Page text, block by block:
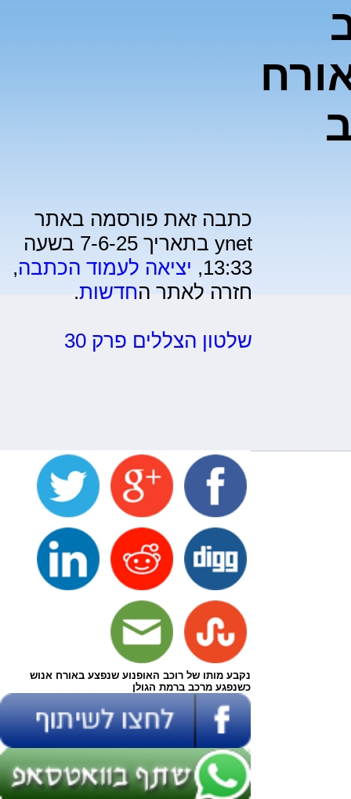
כתבה זאת פורסמה באתר
ynet בתאריך 7-6-25 בשעה
13:33, יציאה לעמוד הכתבה,
חזרה לאתר החדשות.
שלטון הצללים פרק 30
נקבע מותו של רוכב האופנוע שנפצע באורח אנוש
כשנפגע מרכב ברמת הגולן